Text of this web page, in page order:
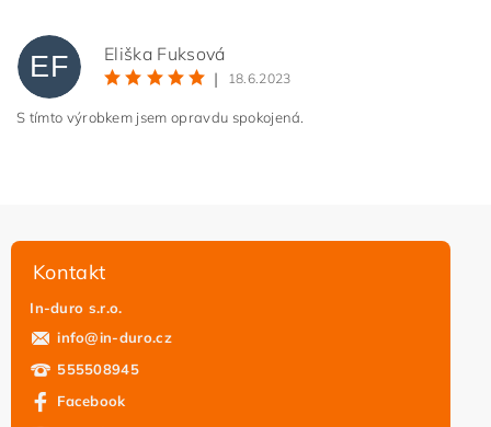
EF
Eliška Fuksová
|
18.6.2023
S tímto výrobkem jsem opravdu spokojená.
Kontakt
In-duro s.r.o.
info@in-duro.cz
555508945
Facebook